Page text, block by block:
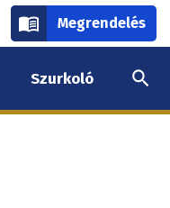
Megrendelés
Szurkoló